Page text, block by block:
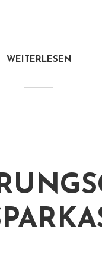
WEITERLESEN